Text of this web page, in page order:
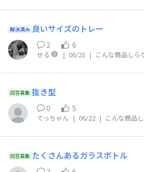
解決済み 良いサイズのトレー
2 6
せる | 06/23 | こんな商品しら
回答募集 抜き型
0 5
てっちゃん | 06/22 | こんな商品
回答募集 たくさんあるガラスボトル